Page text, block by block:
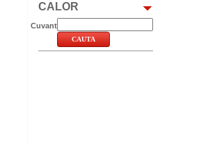
CALOR
Cuvant